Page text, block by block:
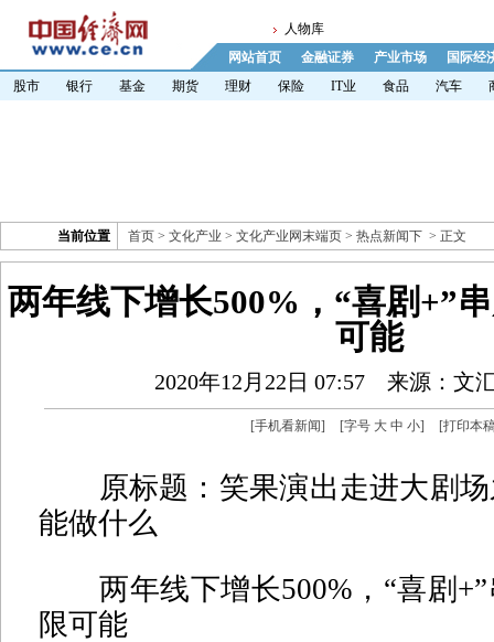
人物库
网站首页
金融证券 产业市场
国际经
股市
银行 基金 期货 理财 保险 IT业 食品 汽车
当前位置 首页 > 文化产业 > 文化产业网末端页 > 热点新闻下 > 正文
两年线下增长500%，“喜剧+”
可能
2020年12月22日 07:57 来源：文
[手机看新闻] [字号 大 中 小] [打印本
原标题：笑果演出走进大剧
能做什么
两年线下增长500%，“喜剧+”
限可能